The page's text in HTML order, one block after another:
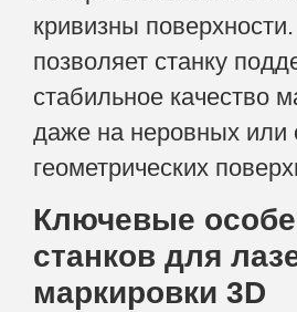
кривизны
позволяет станку
стабильное качество
даже на неровных или
геометрических
Ключевые
станков для
маркировки 3D